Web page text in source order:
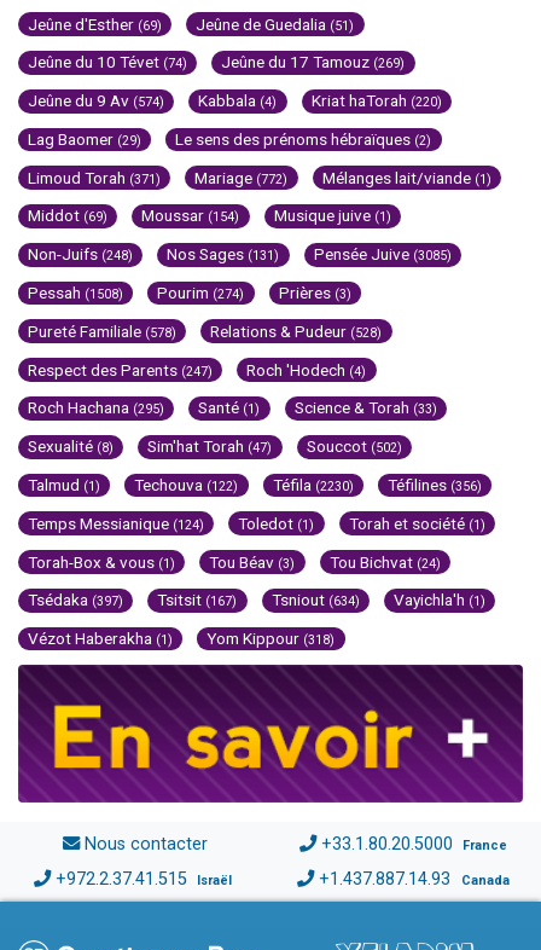
Jeûne d'Esther (69) Jeûne de Guedalia (51)
Jeûne du 10 Tévet (74) Jeûne du 17 Tamouz (269)
Jeûne du 9 Av (574) Kabbala (4) Kriat haTorah (220)
Lag Baomer (29) Le sens des prénoms hébraïques (2)
Limoud Torah (371) Mariage (772) Mélanges lait/viande (1)
Middot (69) Moussar (154) Musique juive (1)
Non-Juifs (248) Nos Sages (131) Pensée Juive (3085)
Pessah (1508) Pourim (274) Prières (3)
Pureté Familiale (578) Relations & Pudeur (528)
Respect des Parents (247) Roch 'Hodech (4)
Roch Hachana (295) Santé (1) Science & Torah (33)
Sexualité (8) Sim'hat Torah (47) Souccot (502)
Talmud (1) Techouva (122) Téfila (2230) Téfilines (356)
Temps Messianique (124) Toledot (1) Torah et société (1)
Torah-Box & vous (1) Tou Béav (3) Tou Bichvat (24)
Tsédaka (397) Tsitsit (167) Tsniout (634) Vayichla'h (1)
Vézot Haberakha (1) Yom Kippour (318)
Nous contacter +33.1.80.20.5000 France
+972.2.37.41.515 Israël +1.437.887.14.93 Canada